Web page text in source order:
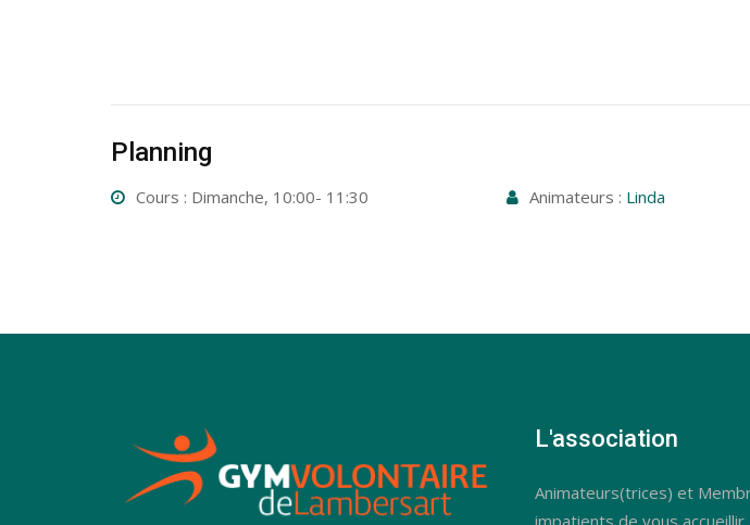
Planning
Cours : Dimanche, 10:00- 11:30 Animateurs : Linda
L'association
Animateurs(trices) et
impatients de vous